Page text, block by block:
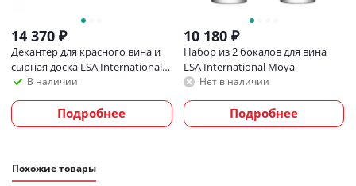
14 370 ₽
Декантер для красного вина и
сырная доска LSA International
WineВ наличии
Подробнее
10 180₽
Набор из 2 бокалов для вина
LSA International Moya
Нет в наличии
Подробнее
Похожие товары